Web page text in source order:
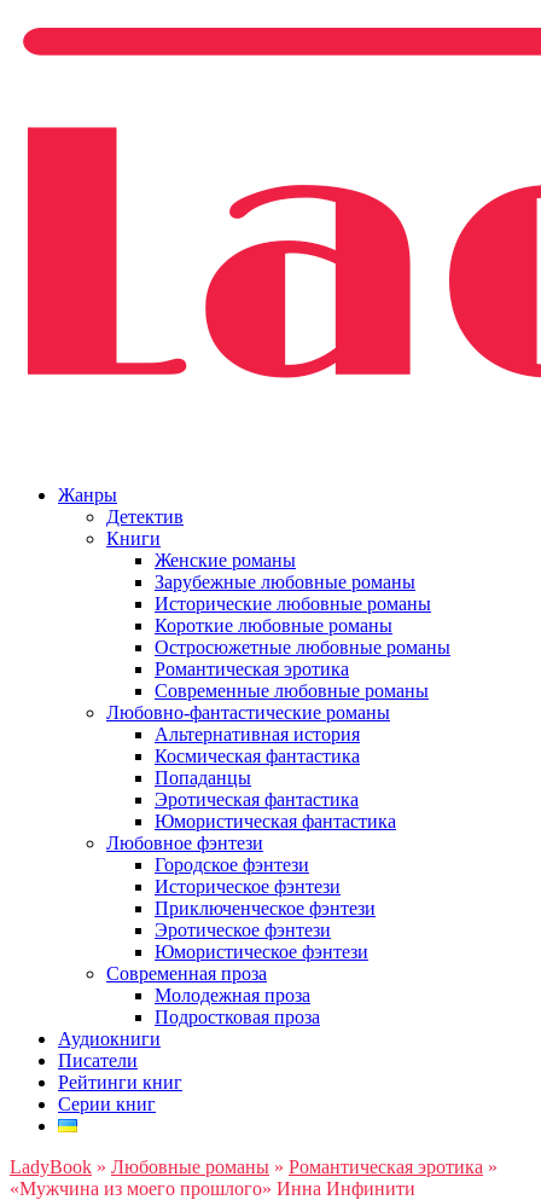
Жанры
Детектив
Книги
Женские романы
Зарубежные любовные романы
Исторические любовные романы
Короткие любовные романы
Остросюжетные любовные романы
Романтическая эротика
Современные любовные романы
Любовно-фантастические романы
Альтернативная история
Космическая фантастика
Попаданцы
Эротическая фантастика
Юмористическая фантастика
Любовное фэнтези
Городское фэнтези
Историческое фэнтези
Приключенческое фэнтези
Эротическое фэнтези
Юмористическое фэнтези
Современная проза
Молодежная проза
Подростковая проза
Аудиокниги
Писатели
Рейтинги книг
Серии книг
LadyBook » Любовные романы » Романтическая эротика »
«Мужчина из моего прошлого» Инна Инфинити